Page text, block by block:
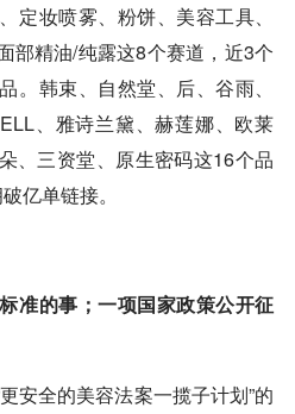
定妆喷雾、粉饼、美容工具、
部精油/纯露这8个赛道，近3个
。韩束、自然堂、后、谷雨、
、雅诗兰黛、赫莲娜、欧莱
朵、三资堂、原生密码这16个品
亿单链接。
准的事；一项国家政策公开征
安全的美容法案一揽子计划”的